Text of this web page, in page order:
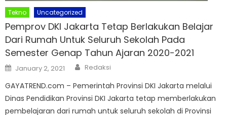
Tekno Uncategorized
Pemprov DKI Jakarta Tetap Berlakukan Belajar
Dari Rumah Untuk Seluruh Sekolah Pada
Semester Genap Tahun Ajaran 2020-2021
Posted
on
January 2, 2021 Author
Redaksi
GAYATREND.com – Pemerintah Provinsi DKI Jakarta melalui
Dinas Pendidikan Provinsi DKI Jakarta tetap memberlakukan
pembelajaran dari rumah untuk seluruh sekolah di Provinsi